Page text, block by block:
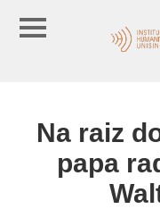
Na raiz
papa